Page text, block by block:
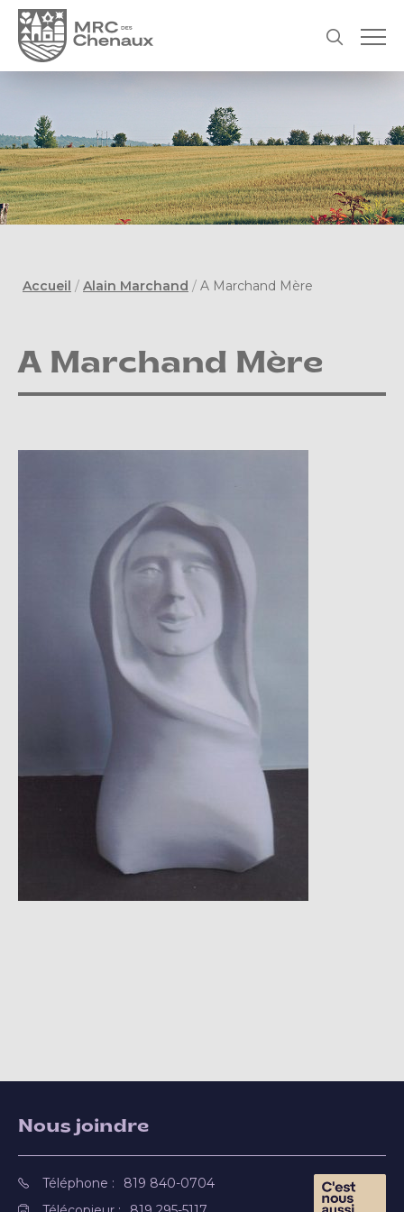
Accueil / Alain Marchand / A Marchand Mère
A Marchand Mère
Nous joindre
Téléphone :
819 840-0704